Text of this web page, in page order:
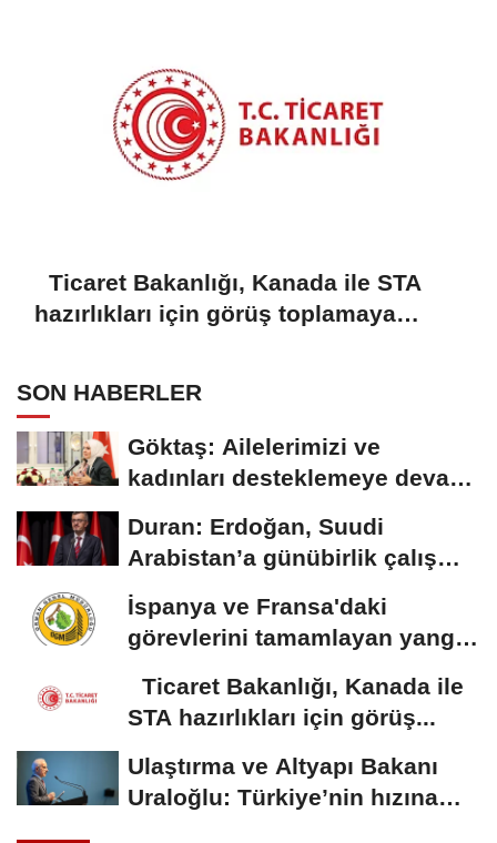
Ticaret Bakanlığı, Kanada ile STA
hazırlıkları için görüş toplamaya
SON HABERLER
Göktaş: Ailelerimizi ve
kadınları desteklemeye devam
Duran: Erdoğan, Suudi
Arabistan’a günübirlik çalışma
ziyareti...
İspanya ve Fransa'daki
görevlerini tamamlayan yangın
Ticaret Bakanlığı, Kanada ile
STA hazırlıkları için görüş...
Ulaştırma ve Altyapı Bakanı
Uraloğlu: Türkiye’nin hızına